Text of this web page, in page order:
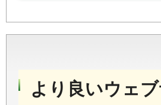
より良いウェ